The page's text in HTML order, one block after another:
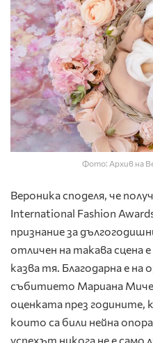
Фото: Архив на
Вероника споделя, че
International Fashion
признание за
отличен на такава сцена
казва тя. Благодарна е на
събитието Мариана
оценката през годините,
които са били нейна
успехът никога не е само